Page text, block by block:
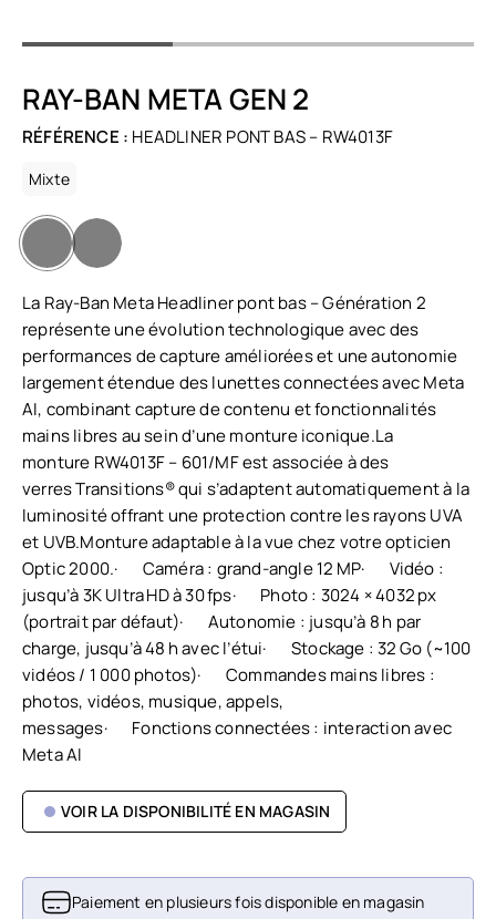
RAY-BAN META GEN 2
RÉFÉRENCE : HEADLINER PONT BAS – RW4013F
Mixte
La Ray-Ban Meta Headliner pont bas – Génération 2
représente une évolution technologique avec des
performances de capture améliorées et une autonomie
largement étendue des lunettes connectées avec Meta
AI, combinant capture de contenu et fonctionnalités
mains libres au sein d’une monture iconique.La
monture RW4013F – 601/MF est associée à des
verres Transitions® qui s’adaptent automatiquement à la
luminosité offrant une protection contre les rayons UVA
et UVB.Monture adaptable à la vue chez votre opticien
Optic 2000.· Caméra : grand-angle 12 MP· Vidéo :
jusqu’à 3K Ultra HD à 30 fps· Photo : 3024 × 4032 px
(portrait par défaut)· Autonomie : jusqu’à 8 h par
charge, jusqu’à 48 h avec l’étui· Stockage : 32 Go (~100
vidéos / 1 000 photos)· Commandes mains libres :
photos, vidéos, musique, appels,
messages· Fonctions connectées : interaction avec
Meta AI
VOIR LA DISPONIBILITÉ EN MAGASIN
Paiement en plusieurs fois disponible en magasin